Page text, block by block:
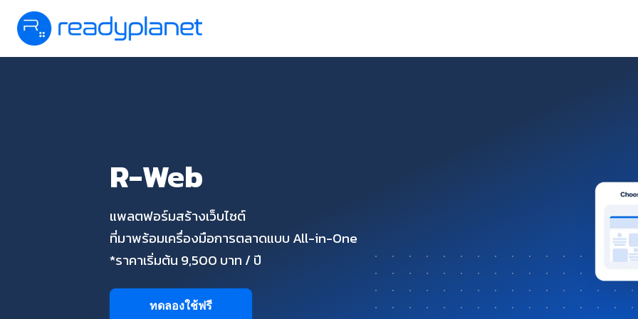
R-Web
แพลตฟอร์มสร้างเว็บไซต์
ที่มาพร้อมเครื่องมือการตลาดแบบ All-in-One
*ราคาเริ่มต้น 9,500 บาท / ปี
ทดลองใช้ฟรี